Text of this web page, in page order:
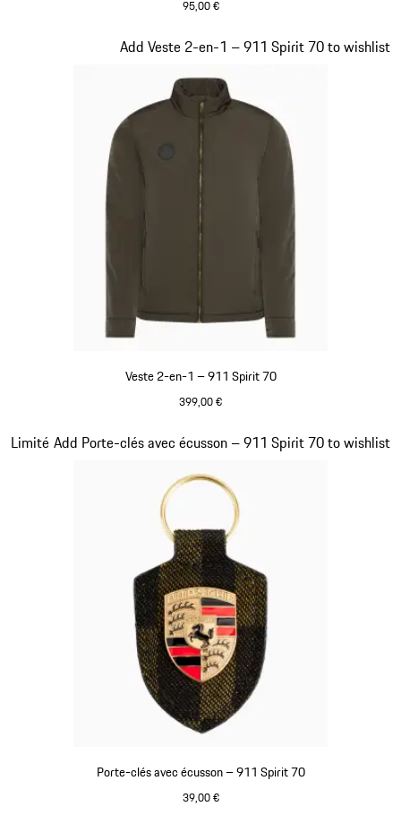
95,00 €
Veste 2-en-1 – 911 Spirit 70
399,00 €
Add Veste 2-en-1 – 911 Spirit 70 to wishlist
Diapositive 6 sur 20
Porte-clés avec écusson – 911 Spirit 70
39,00 €
Limité Add Porte-clés avec écusson – 911 Spirit 70 to wishlist
Diapositive 7 sur 20